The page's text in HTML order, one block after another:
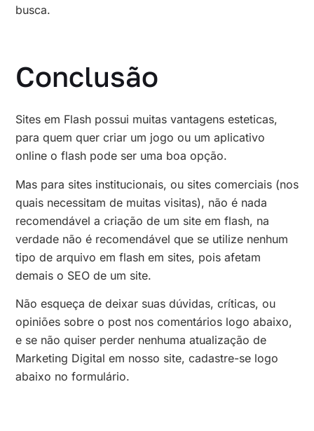
busca.
Conclusão
Sites em Flash possui muitas vantagens esteticas,
para quem quer criar um jogo ou um aplicativo
online o flash pode ser uma boa opção.
Mas para sites institucionais, ou sites comerciais (nos
quais necessitam de muitas visitas), não é nada
recomendável a criação de um site em flash, na
verdade não é recomendável que se utilize nenhum
tipo de arquivo em flash em sites, pois afetam
demais o SEO de um site.
Não esqueça de deixar suas dúvidas, críticas, ou
opiniões sobre o post nos comentários logo abaixo,
e se não quiser perder nenhuma atualização de
Marketing Digital em nosso site, cadastre-se logo
abaixo no formulário.